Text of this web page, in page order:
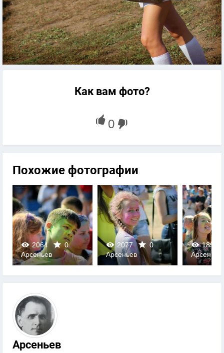
Как вам фото?
Похожие фотографии
2064
0
0
Арсеньев
2077
0
0
Арсеньев
1898
0
Арсеньев
Арсеньев